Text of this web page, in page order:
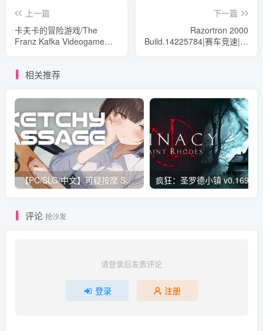
上一篇
卡夫卡的冒险游戏/The
Franz Kafka Videogame
下一篇
Razortron 2000
Build.14225784|赛车竞速|容
相关推荐
【PC/SLG/中文】可疑按摩 SKETCHY MASSAGE Build.18755000 STEAM官方中文版【815M】
评论 抢沙发
请登录后发表评论
登录 注册